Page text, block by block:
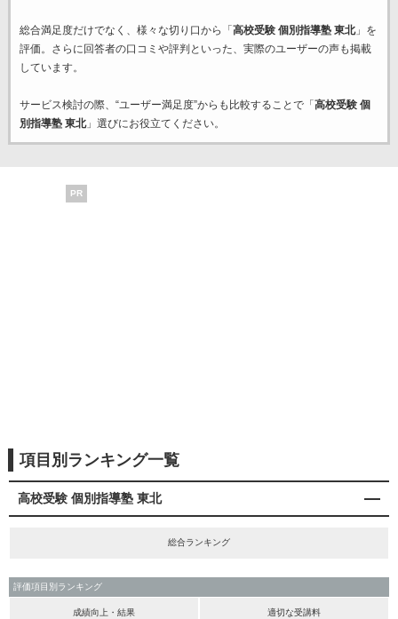
総合満足度だけでなく、様々な切り口から「 高校受験 個別指導塾 東北」を
評価。さらに回答者の口コミや評判といった、実際のユーザーの声も掲載
しています。
サービス検討の際、“ユーザー満足度”からも比較することで「 高校受験 個
別指導塾 東北」選びにお役立てください。
PR
項目別ランキング一覧
高校受験 個別指導塾 東北
総合ランキング
評価項目別ランキング
成績向上・結果 適切な受講料